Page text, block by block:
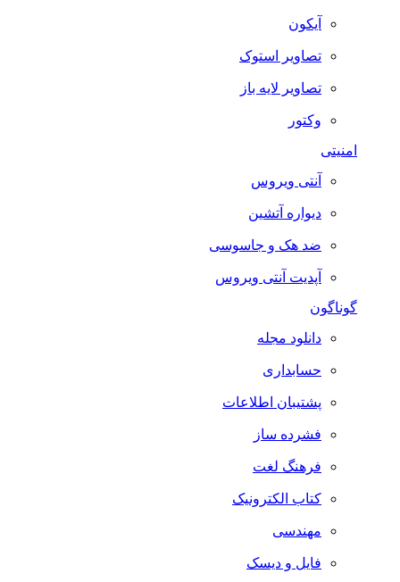
آیکون
تصاویر استوک
تصاویر لایه باز
وکتور
امنیتی
آنتی ویروس
دیواره آتشین
ضد هک و جاسوسی
آپدیت آنتی ویروس
گوناگون
دانلود مجله
حسابداری
پشتیبان اطلاعات
فشرده ساز
فرهنگ لغت
کتاب الکترونیک
مهندسی
فایل و دیسک